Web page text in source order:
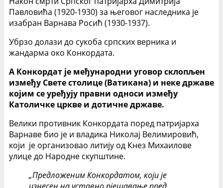
Павловића (1920-1930) за његовог наследника је
изабран Варнава Росић (1930-1937).
Убрзо долази до сукоба српских верника и
жандарма око Конкордата.
А Конкордат је међународни уговор склопљен
између Свете столице (Ватикана) и неке државе
којим се уређују правни односи између
Католичке цркве и дотичне државе.
Велики противник Конкордата поред патријарха
Варнаве био је и владика Николај Велимировић,
који је организовао литију од Кнез Михаилове
улице до Народне скупштине.
„Предложеним Конкордатом, који је